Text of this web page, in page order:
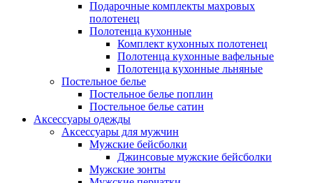
Подарочные комплекты махровых
полотенец
Полотенца кухонные
Комплект кухонных полотенец
Полотенца кухонные вафельные
Полотенца кухонные льняные
Постельное белье
Постельное белье поплин
Постельное белье сатин
Аксессуары одежды
Аксессуары для мужчин
Мужские бейсболки
Джинсовые мужские бейсболки
Мужские зонты